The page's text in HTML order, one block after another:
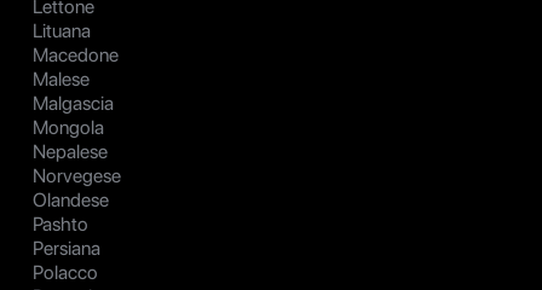
Lettone
Lituana
Macedone
Malese
Malgascia
Mongola
Nepalese
Norvegese
Olandese
Pashto
Persiana
Polacco